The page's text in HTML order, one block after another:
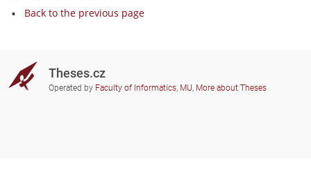
Back to the previous page
Theses.cz
Operated by Faculty of Informatics, MU, More about Theses